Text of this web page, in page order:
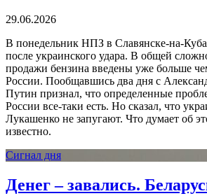
29.06.2026
В понедельник НПЗ в Славянске-на-
после украинского удара. В общей
продажи бензина введены уже больше
России. Пообщавшись два дня с
Путин признал, что определенные
России все-таки есть. Но сказал, что
Лукашенко не запугают. Что думает об
известно.
Сигнал дня
Денег – завались.